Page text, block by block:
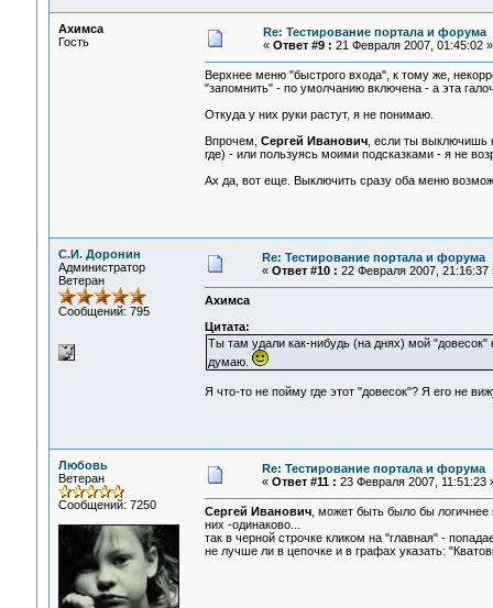
Ахимса
Гость
Re: Тестирование портала и форума
« Ответ #9 : 21 Февраля 2007, 01:45:02 »
Верхнее меню "быстрого входа", к тому же,
"запомнить" - по умолчанию включена - а эта
Откуда у них руки растут, я не понимаю.
Впрочем, Сергей Иванович, если ты выключишь
где) - или пользуясь моими подсказками - я не
Ах да, вот еще. Выключить сразу оба меню
С.И. Доронин
Администратор
Ветеран
Сообщений: 795
Re: Тестирование портала и форума
« Ответ #10 : 22 Февраля 2007, 21:16:37
Ахимса
Цитата:
Ты там удали как-нибудь (на днях) мой
думаю.
Я что-то не пойму где этот "довесок"? Я его не
Любовь
Ветеран
Сообщений: 7250
Re: Тестирование портала и форума
« Ответ #11 : 23 Февраля 2007, 11:51:23
Сергей Иванович, может быть было бы логичнее
них -одинаково...
так в черной строчке кликом на "главная" -
не лучше ли в цепочке и в графах указать: